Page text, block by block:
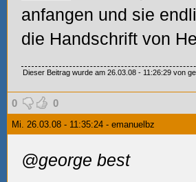
anfangen und sie
die Handschrift von
Dieser Beitrag wurde am 26.03.08 - 11:26:29 von
0 0
Mi. 26.03.08 - 11:35:24 - emanuelbz
@george best